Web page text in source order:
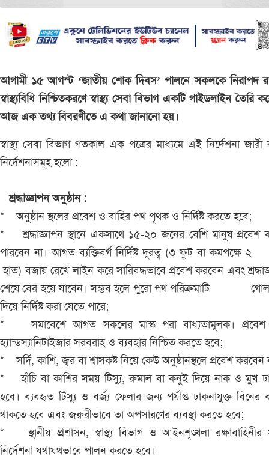
আগামী ১৫ আগস্ট ‘জাতীয় শোক দিবস’ পালনে সকলকে নিরাপদ
স্বাস্থ্যবিধি নিশ্চিতকরণে স্বাস্থ্য সেবা বিভাগ একটি গাইডলাইন তৈরি
আজ এক তথ্য বিবরণীতে এ কথা জানানো হয়।
স্বাস্থ্য সেবা বিভাগ গতকাল এক পত্রের মাধ্যমে এই নির্দেশনা জারী
নির্দেশনাসমূহ হলো :
শ্রদ্ধাজ্ঞাপন অনুষ্ঠান :
* অনুষ্ঠান স্থলের প্রবেশ ও বাহির পথ পৃথক ও নির্দিষ্ট করতে হবে;
* শ্রদ্ধাজ্ঞাপন স্থানে একসাথে ১৫-২০ জনের বেশি মানুষ প্রবেশ
পারবেন না। আগত ব্যক্তিবর্গ নির্দিষ্ট দূরত্ব (৩ ফুট বা
হাত) বজায় রেখে লাইন করে সারিবদ্ধভাবে প্রবেশ করবেন এবং
শেষে বের হয়ে যাবেন। সম্ভব হলে পুরো পথ পরিক্রমাটি গোল
দিয়ে নির্দিষ্ট করা যেতে পারে;
* সমাবেশে আগত সকলের মাস্ক পরা বাধ্যতামূলক। প্রবেশ
হ্যান্ডস্যানিটাইজার সরবরাহ ও ব্যবহার নিশ্চিত করতে হবে;
* সর্দি, কাশি, জ্বর বা শ্বাসকষ্ট নিয়ে কেউ অনুষ্ঠানস্থলে প্রবেশ করবেন
* হাঁচি বা কাশির সময় টিস্যু, রুমাল বা কনুই দিয়ে নাক ও মুখ
হবে। ব্যবহৃত টিস্যু ও বর্জ্য ফেলার জন্য পর্যাপ্ত ঢাকনাযুক্ত বিনের
থাকতে হবে এবং জরুরীভাবে তা অপসারণের ব্যবস্থা করতে হবে;
* স্থানীয় প্রশাসন, স্বাস্থ্য বিভাগ ও আইনশৃঙ্খলা
নির্দেশনা যথাযথভাবে পালন করতে হবে।